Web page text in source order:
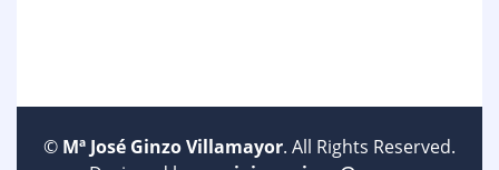
© Mª José Ginzo Villamayor. All Rights Reserved.